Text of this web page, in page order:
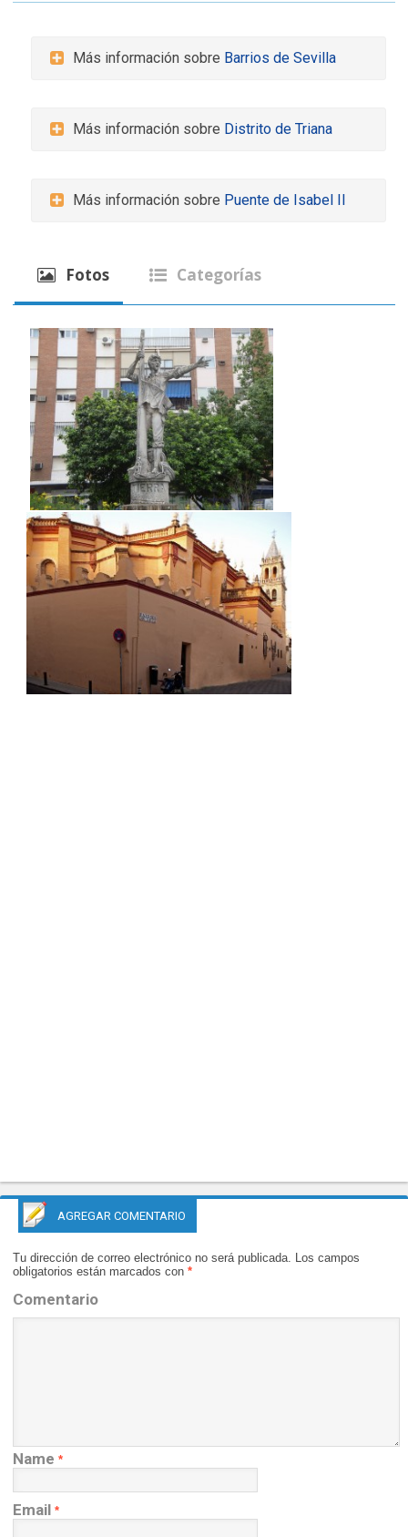
Más información sobre Barrios de Sevilla
Más información sobre Distrito de Triana
Más información sobre Puente de Isabel II
Fotos Categorías
AGREGAR COMENTARIO
Tu dirección de correo electrónico no será publicada. Los campos
obligatorios están marcados con *
Comentario
Name *
Email *